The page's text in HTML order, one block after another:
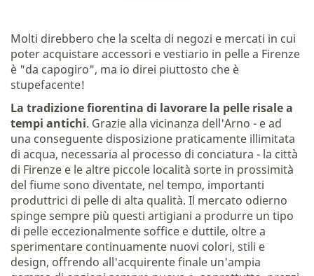
Molti direbbero che la scelta di negozi e mercati in cui
poter acquistare accessori e vestiario in pelle a Firenze
è "da capogiro", ma io direi piuttosto che è
stupefacente!
La tradizione fiorentina di lavorare la pelle risale a
tempi antichi. Grazie alla vicinanza dell'Arno - e ad
una conseguente disposizione praticamente illimitata
di acqua, necessaria al processo di conciatura - la città
di Firenze e le altre piccole località sorte in prossimità
del fiume sono diventate, nel tempo, importanti
produttrici di pelle di alta qualità. Il mercato odierno
spinge sempre più questi artigiani a produrre un tipo
di pelle eccezionalmente soffice e duttile, oltre a
sperimentare continuamente nuovi colori, stili e
design, offrendo all'acquirente finale un'ampia